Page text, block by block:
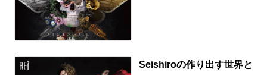
Seishiroの作り出す世界と